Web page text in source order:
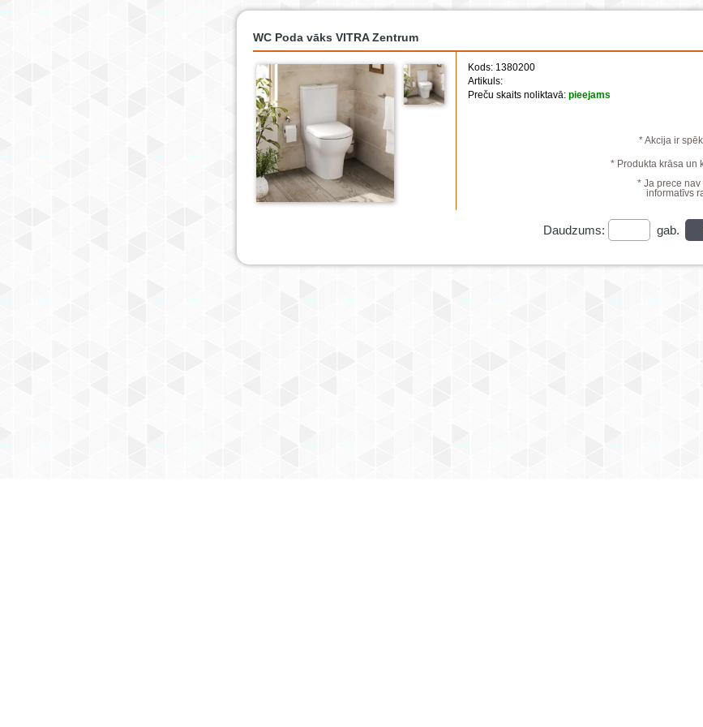
WC Poda vāks VITRA Zentrum
Kods: 1380200
Artikuls:
Preču skaits noliktavā: pieejams
* Akcija ir
* Produkta krāsa un
* Ja prece
informatīvs
Daudzums: gab.